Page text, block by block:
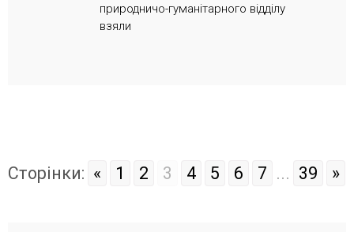
природничо-гуманітарного відділу
взяли
Сторiнки: « 1 2 3 4 5 6 7 ... 39 »